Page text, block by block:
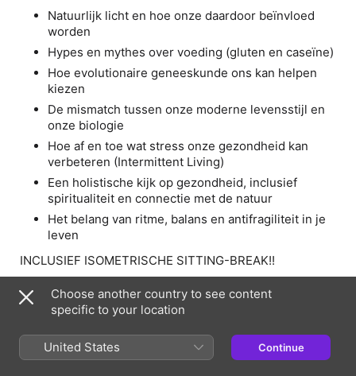
Natuurlijk licht en hoe onze daardoor beïnvloed
worden
Hypes en mythes over voeding (gluten en caseïne)
Hoe evolutionaire geneeskunde ons kan helpen
kiezen
De mismatch tussen onze moderne levensstijl en
onze biologie
Hoe af en toe wat stress onze gezondheid kan
verbeteren (Intermittent Living)
Een holistische kijk op gezondheid, inclusief
spiritualiteit en connectie met de natuur
Het belang van ritme, balans en antifragiliteit in je
leven
INCLUSIEF ISOMETRISCHE SITTING-BREAK!!
staan en toch verder praten)
Choose another country to see content
specific to your location
United States Continue